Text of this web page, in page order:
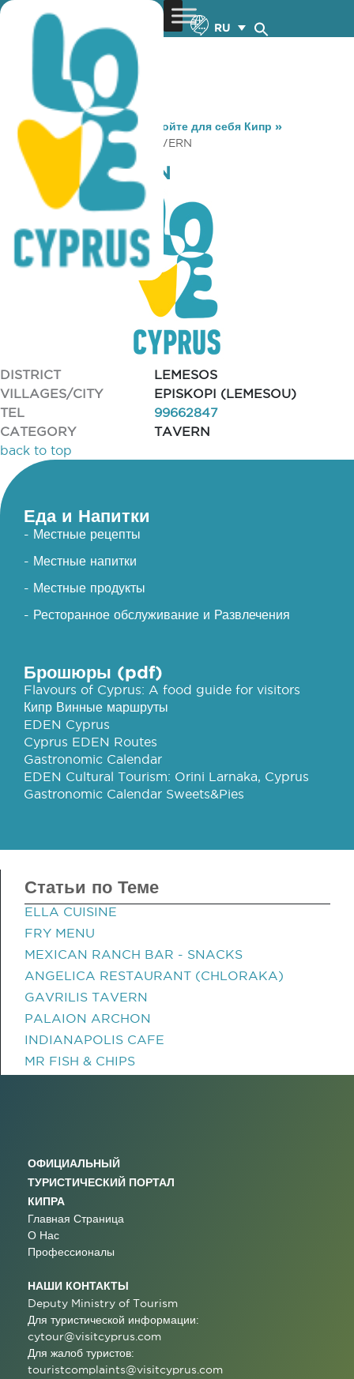
RU
You are here: Home »Откройте для себя Кипр »
Gastronomy
» FILIPPI’S TAVERN
FILIPPI’S TAVERN
DISTRICT
LEMESOS
VILLAGES/CITY
EPISKOPI (LEMESOU)
TEL
99662847
CATEGORY
TAVERN
back to top
Еда и Напитки
- Местные рецепты
- Местные напитки
- Местные продукты
- Ресторанное обслуживание и Развлечения
Брошюры (pdf)
Flavours of Cyprus: A food guide for visitors
Кипр Винные маршруты
EDEN Cyprus
Cyprus EDEN Routes
Gastronomic Calendar
EDEN Cultural Tourism: Orini Larnaka, Cyprus
Gastronomic Calendar Sweets&Pies
Статьи по Теме
ELLA CUISINE
FRY MENU
MEXICAN RANCH BAR - SNACKS
ANGELICA RESTAURANT (CHLORAKA)
GAVRILIS TAVERN
PALAION ARCHON
INDIANAPOLIS CAFE
MR FISH & CHIPS
ОФИЦИАЛЬНЫЙ
ТУРИСТИЧЕСКИЙ ПОРТАЛ
КИПРА
Главная Страница
О Нас
Профессионалы
НАШИ КОНТАКТЫ
Deputy Ministry of Tourism
Для туристической информации:
cytour@visitcyprus.com
Для жалоб туристов:
touristcomplaints@visitcyprus.com